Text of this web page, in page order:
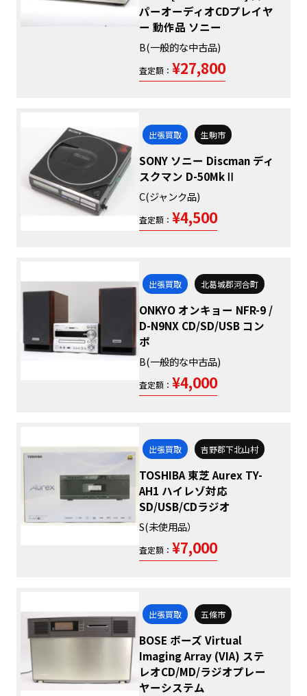
パーオーディオCDプレイヤ
ー 動作品 ソニー
B(一般的な中古品)
査定額： ¥27,800
出張買取 生駒市
SONY ソニー Discman ディ
スクマン D-50MkⅡ
C(ジャンク品)
査定額： ¥4,500
出張買取 北葛城郡河合町
ONKYO オンキョー NFR-9 /
D-N9NX CD/SD/USB コン
ポ
B(一般的な中古品)
査定額： ¥4,000
出張買取 吉野郡下北山村
TOSHIBA 東芝 Aurex TY-
AH1 ハイレゾ対応
SD/USB/CDラジオ
S(未使用品）
査定額： ¥7,000
出張買取 五條市
BOSE ボーズ Virtual
Imaging Array (VIA) ステ
レオCD/MD/ラジオプレー
ヤーシステム